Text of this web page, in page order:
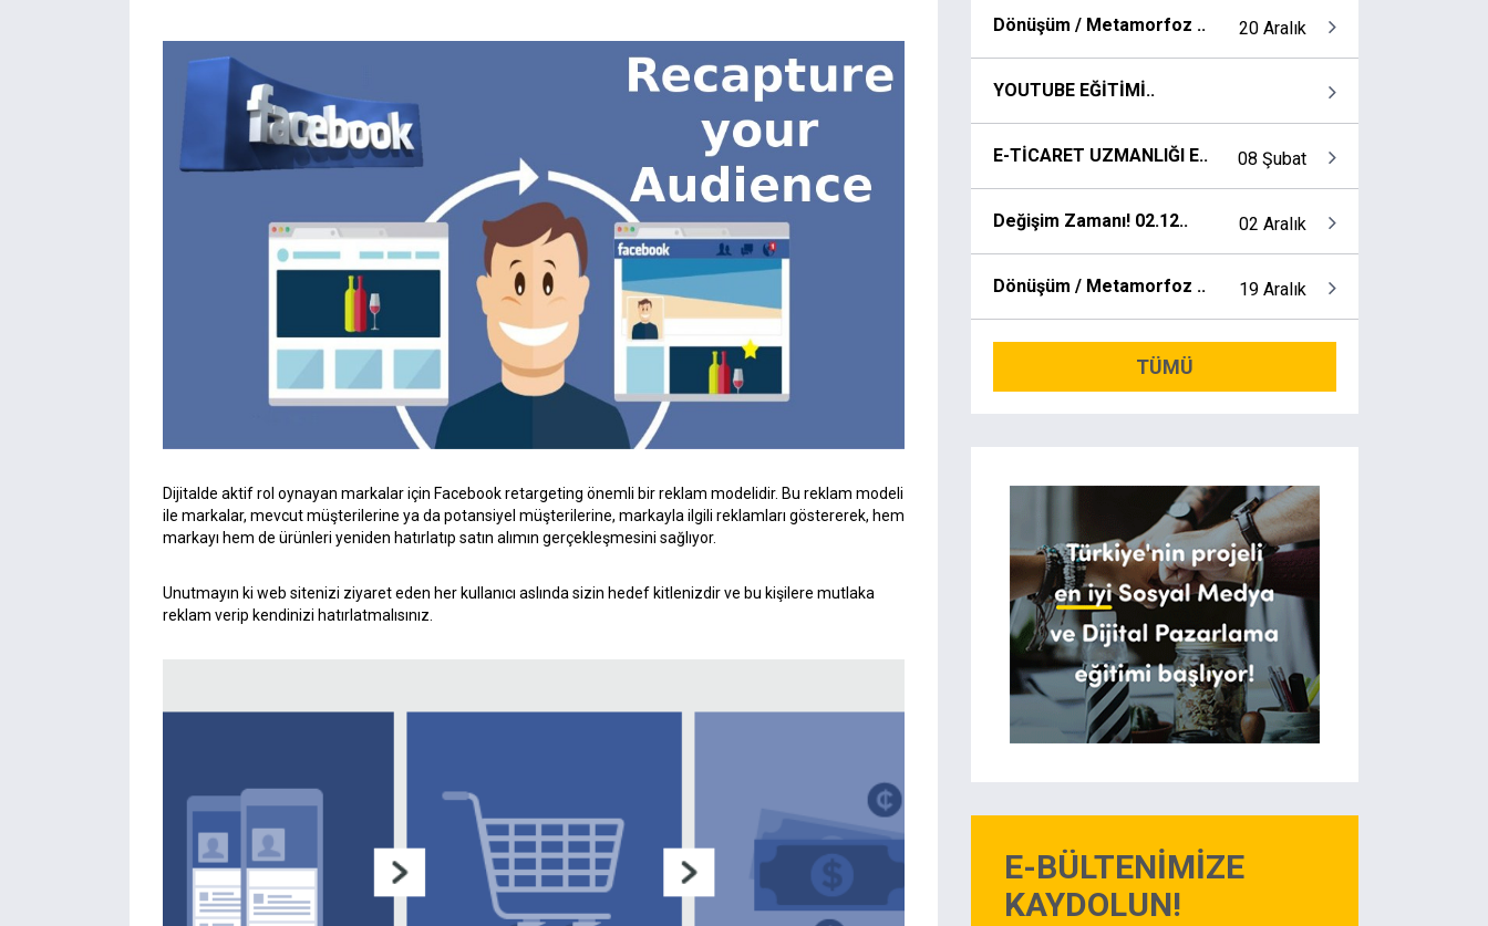
Dijitalde aktif rol oynayan markalar için Facebook retargeting önemli bir reklam modelidir. Bu reklam modeli
ile markalar, mevcut müşterilerine ya da potansiyel müşterilerine, markayla ilgili reklamları göstererek, hem
markayı hem de ürünleri yeniden hatırlatıp satın alımın gerçekleşmesini sağlıyor.
Unutmayın ki web sitenizi ziyaret eden her kullanıcı aslında sizin hedef kitlenizdir ve bu kişilere mutlaka
reklam verip kendinizi hatırlatmalısınız.
Dönüşüm / Metamorfoz .. 20 Aralık
YOUTUBE EĞİTİMİ..
E-TİCARET UZMANLIĞI E.. 08 Şubat
Değişim Zamanı! 02.12.. 02 Aralık
Dönüşüm / Metamorfoz .. 19 Aralık
TÜMÜ
E-BÜLTENİMİZE
KAYDOLUN!